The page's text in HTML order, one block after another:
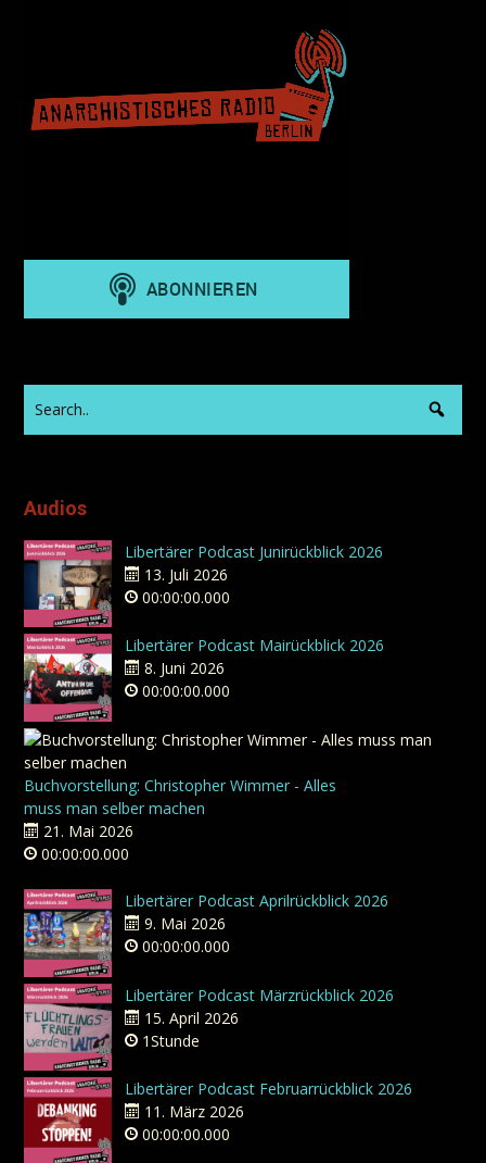
Audios
Libertärer Podcast Junirückblick 2026
13. Juli 2026
00:00:00.000
Libertärer Podcast Mairückblick 2026
8. Juni 2026
00:00:00.000
Buchvorstellung: Christopher Wimmer - Alles
muss man selber machen
21. Mai 2026
00:00:00.000
Libertärer Podcast Aprilrückblick 2026
9. Mai 2026
00:00:00.000
Libertärer Podcast Märzrückblick 2026
15. April 2026
1Stunde
Libertärer Podcast Februarrückblick 2026
11. März 2026
00:00:00.000